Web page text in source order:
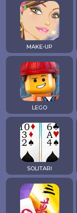
MAKE-UP
LEGO
SOLITARI